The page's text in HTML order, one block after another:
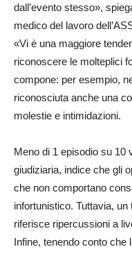
dall’evento stesso»,
medico del lavoro
«Vi è una maggiore
riconoscere le molteplici
compone: per esempio,
riconosciuta anche una
molestie e intimidazioni.
Meno di 1 episodio su 10
giudiziaria, indice che gli
che non comportano
infortunistico. Tuttavia,
riferisce ripercussioni a
Infine, tenendo conto che